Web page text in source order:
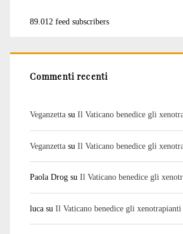
89.012 feed subscribers
Commenti recenti
Veganzettasu Il Vaticano benedice gli
Veganzettasu Il Vaticano benedice gli
Paola Drogsu Il Vaticano benedice gli
lucasu Il Vaticano benedice gli xenotrapianti